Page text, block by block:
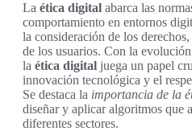
La ética digital abarca las
comportamiento en entornos
la consideración de los
de los usuarios. Con la
la ética digital juega un papel
innovación tecnológica y el
Se destaca la importancia de la
diseñar y aplicar algoritmos que
diferentes sectores.